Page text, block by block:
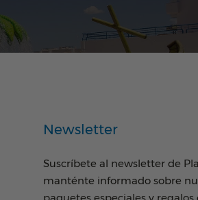
Newsletter
Suscríbete al newsletter de
manténte informado sobre